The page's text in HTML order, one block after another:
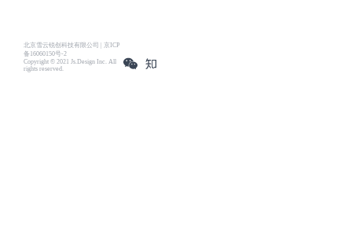
北京雪云锐创科技有限公司 | 京ICP
备16060150号-2
Copyright © 2021 Js.Design Inc. All
rights reserved.